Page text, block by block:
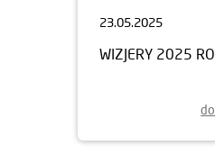
23.05.2025
WIZJERY 2025